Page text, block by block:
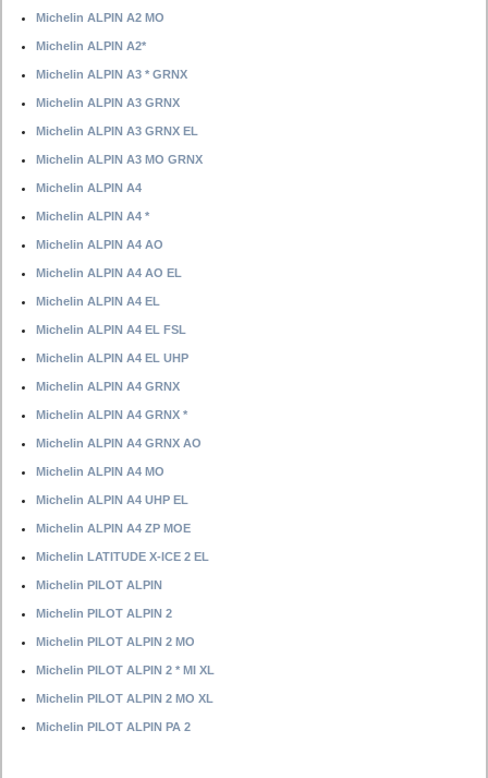
Michelin ALPIN A2 MO
Michelin ALPIN A2*
Michelin ALPIN A3 * GRNX
Michelin ALPIN A3 GRNX
Michelin ALPIN A3 GRNX EL
Michelin ALPIN A3 MO GRNX
Michelin ALPIN A4
Michelin ALPIN A4 *
Michelin ALPIN A4 AO
Michelin ALPIN A4 AO EL
Michelin ALPIN A4 EL
Michelin ALPIN A4 EL FSL
Michelin ALPIN A4 EL UHP
Michelin ALPIN A4 GRNX
Michelin ALPIN A4 GRNX *
Michelin ALPIN A4 GRNX AO
Michelin ALPIN A4 MO
Michelin ALPIN A4 UHP EL
Michelin ALPIN A4 ZP MOE
Michelin LATITUDE X-ICE 2 EL
Michelin PILOT ALPIN
Michelin PILOT ALPIN 2
Michelin PILOT ALPIN 2 MO
Michelin PILOT ALPIN 2 * MI XL
Michelin PILOT ALPIN 2 MO XL
Michelin PILOT ALPIN PA 2